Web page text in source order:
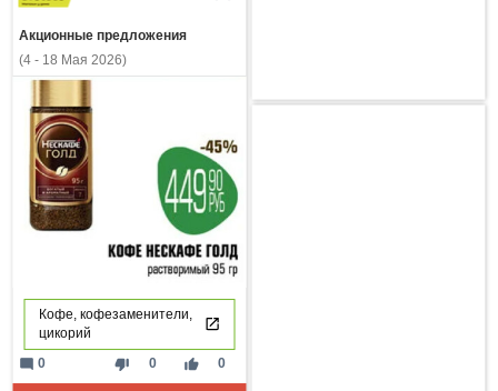
Акционные предложения
(4 - 18 Мая 2026)
Кофе, кофезаменители,
цикорий
thumb_down 0 thumb_up 0
mode_comment 0